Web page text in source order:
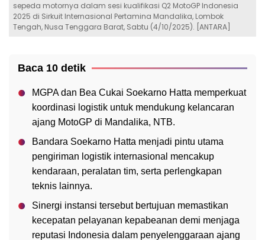
sepeda motornya dalam sesi kualifikasi Q2 MotoGP Indonesia
2025 di Sirkuit Internasional Pertamina Mandalika, Lombok
Tengah, Nusa Tenggara Barat, Sabtu (4/10/2025). [ANTARA]
Baca 10 detik
MGPA dan Bea Cukai Soekarno Hatta memperkuat
koordinasi logistik untuk mendukung kelancaran
ajang MotoGP di Mandalika, NTB.
Bandara Soekarno Hatta menjadi pintu utama
pengiriman logistik internasional mencakup
kendaraan, peralatan tim, serta perlengkapan
teknis lainnya.
Sinergi instansi tersebut bertujuan memastikan
kecepatan pelayanan kepabeanan demi menjaga
reputasi Indonesia dalam penyelenggaraan ajang